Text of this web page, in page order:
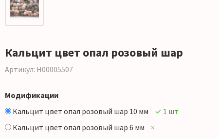
Кальцит цвет опал розовый шар
Артикул: Н00005507
Модификации
Кальцит цвет опал розовый шар 10 мм
✓ 1 шт
Кальцит цвет опал розовый шар 6 мм
×